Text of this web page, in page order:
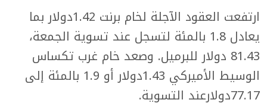
ارتفعت العقود الآجلة لخام برنت 1.42دولار بما
يعادل 1.8 بالمئة لتسجل عند تسوية الجمعة،
81.43 دولار للبرميل. وصعد خام غرب تكساس
الوسيط الأميركي 1.43دولار أو 1.9 بالمئة إلى
77.17دولارعند التسوية.